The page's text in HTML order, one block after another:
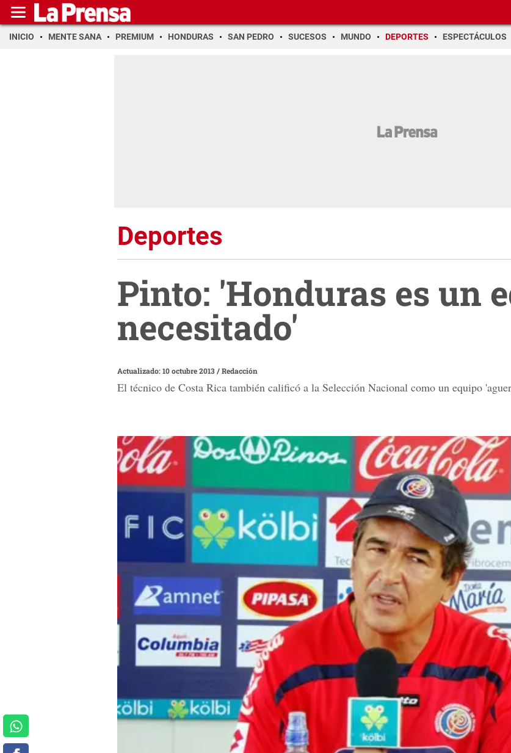
INICIO MENTE SANA PREMIUM HONDURAS SAN PEDRO SUCESOS MUNDO DEPORTES ESPECTÁCULOS
Deportes
Pinto: 'Honduras es un
necesitado'
Actualizado: 10 octubre 2013/Redacción
El técnico de Costa Rica también calificó a la Selección Nacional como un equipo